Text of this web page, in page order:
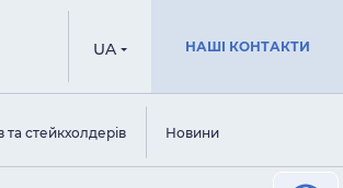
UA НАШІ КОНТАКТИ
та стейкхолдерів Новини